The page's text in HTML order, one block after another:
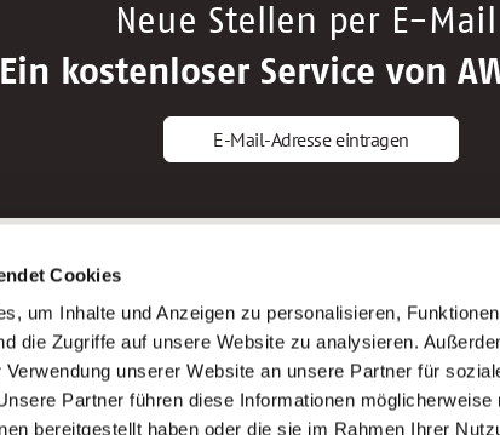
Cookies
um Inhalte und Anzeigen zu personalisieren,
die Zugriffe auf unsere Website zu analysieren.
unserer Website an unsere Partner für
Partner führen diese Informationen möglicherweise
bereitgestellt haben oder die sie im Rahmen Ihrer
Neue Stellen per E-
Ein kostenloser Service von
E-Mail-Adresse eintragen
als Altenpfleger*in
als Krankenpfleger*in
als Altenpflegehelfer*in
als Erzieher*in
AWO Gliederungen
Stellenangebote nach
Sitemap
Impressum
Datenschutz